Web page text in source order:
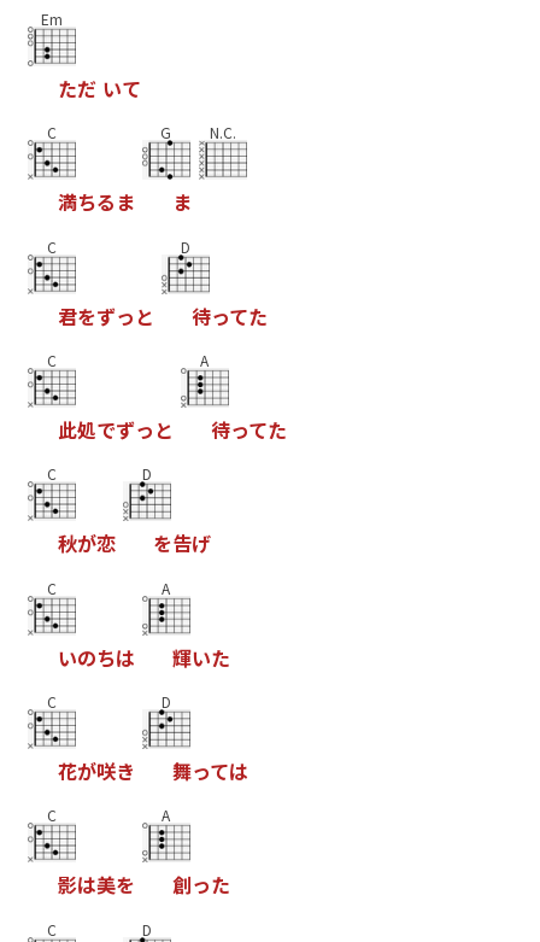
Em
ただ いて
C
満ちる ま
G
ま
N.C.
C
君をずっ と
D
待ってた
C
此処でずっ と
A
待ってた
C
秋が恋
D
を告げ
C
いのちは
A
輝いた
C
花が咲き
D
舞っては
C
影は美を
A
創った
C D